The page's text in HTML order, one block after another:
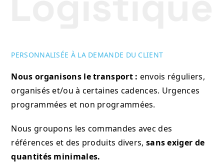
PERSONNALISÉE À LA DEMANDE DU CLIENT
Nous organisons le transport : envois réguliers,
organisés et/ou à certaines cadences. Urgences
programmées et non programmées.
Nous groupons les commandes avec des
références et des produits divers, sans exiger de
quantités minimales.